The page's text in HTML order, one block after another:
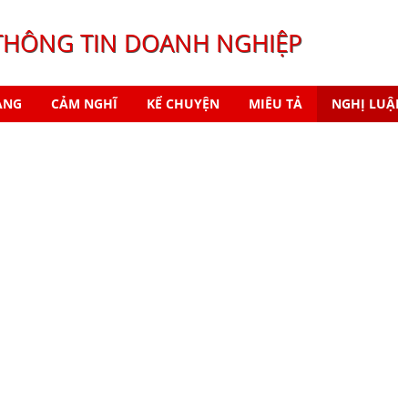
TIN DOANH NGHIỆP
CẢM NGHĨ KỂ CHUYỆN MIÊU TẢ NGHỊ